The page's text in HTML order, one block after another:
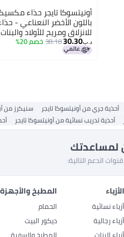
6
باللون الأخضر النعناعي -
للانزلاق ومريح للأولاد والبنات
د.ب‏30.30
38.18خصم 20%
أحذية جري من أونيتسوكا تايجر سنيكرز من
أحذية تدريب نسائية من أونيتسوكا تايجر
لمساعدتك
الدعم التالية:
الأزياء
أزياء نسائية
أزياء رجالية
المطبخ
الحمام
ديكور البيت